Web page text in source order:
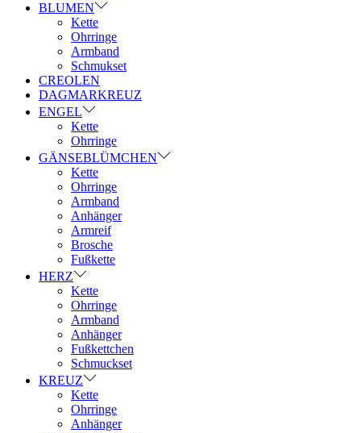
BLUMEN
Kette
Ohrringe
Armband
Schmukset
CREOLEN
DAGMARKREUZ
ENGEL
Kette
Ohrringe
GÄNSEBLÜMCHEN
Kette
Ohrringe
Armband
Anhänger
Armreif
Brosche
Fußkette
HERZ
Kette
Ohrringe
Armband
Anhänger
Fußkettchen
Schmuckset
KREUZ
Kette
Ohrringe
Anhänger